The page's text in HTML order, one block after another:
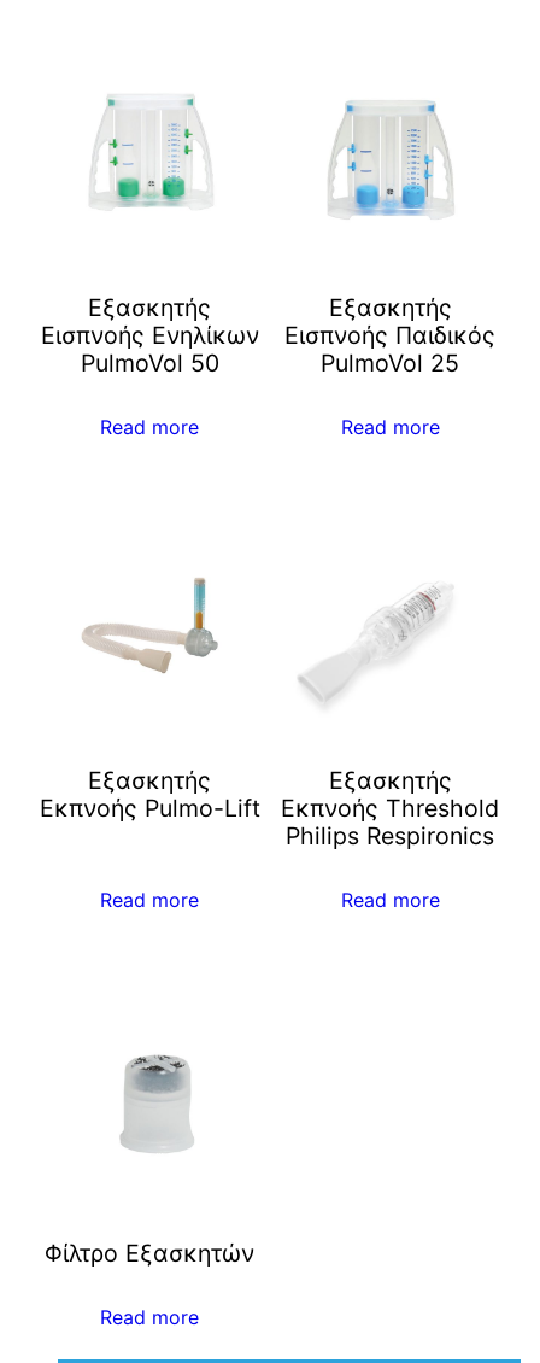
Εξασκητής
Εισπνοής Ενηλίκων
PulmoVol 50
Read more
Εξασκητής
Εισπνοής Παιδικός
PulmoVol 25
Read more
Εξασκητής
Εκπνοής Pulmo-Lift
Read more
Εξασκητής
Εκπνοής Threshold
Philips Respironics
Read more
Φίλτρο Εξασκητών
Read more